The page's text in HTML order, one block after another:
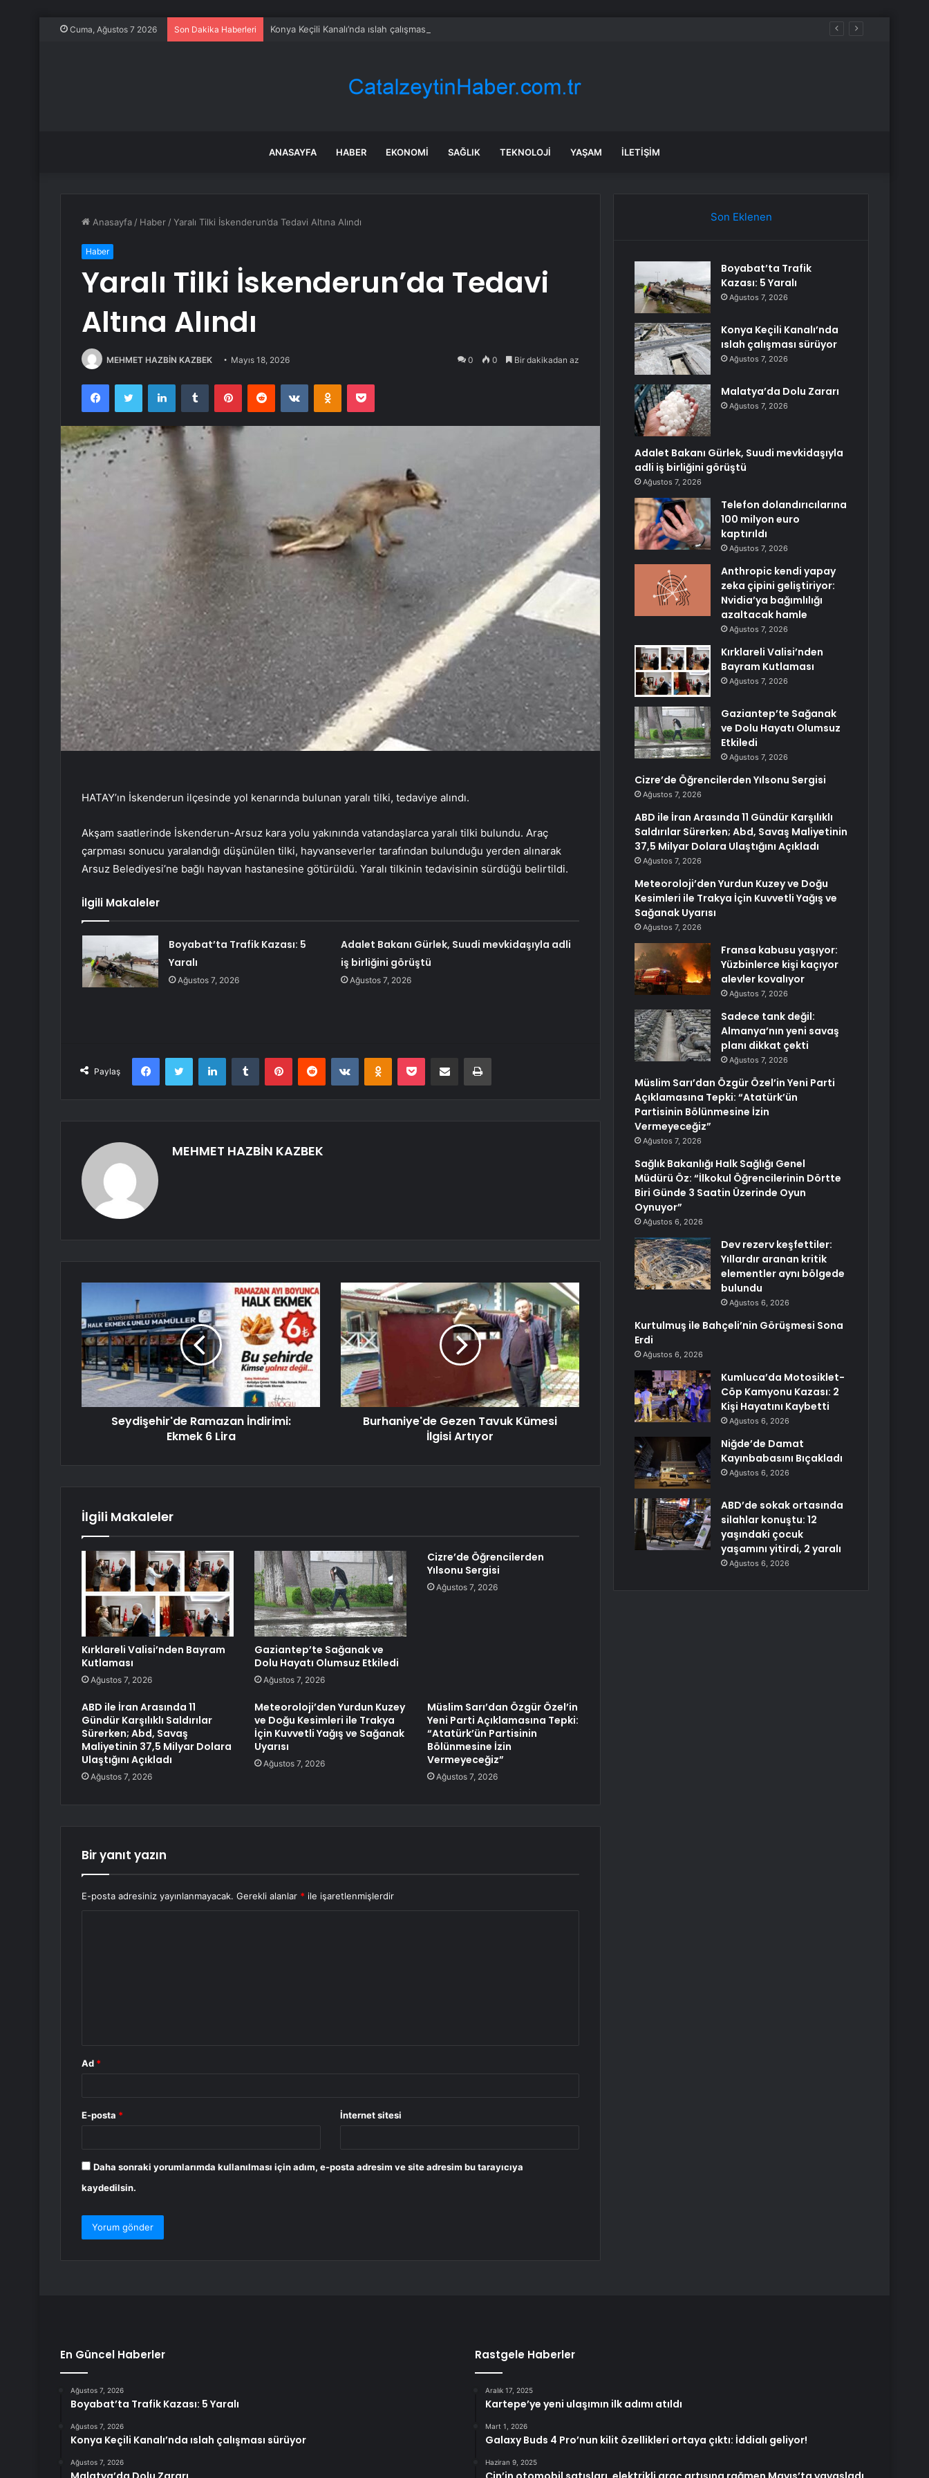
Cuma, Ağustos 7 2026 Son Dakika Haberleri Konya Keçili Kanalı’nda ıslah çalışması sürüyor
ANASAYFA HABER EKONOMI SAĞLIK TEKNOLOJI YAŞAM İLETIŞIM
Anasayfa / Haber /Yaralı Tilki İskenderun’da Tedavi Altına Alındı
Haber
Yaralı Tilki İskenderun’da Tedavi
Altına Alındı
MEHMET HAZBİN KAZBEK Mayıs 18, 2026 0 0 Bir dakikadan az
FacebookTwitter LinkedInTumblr PinterestReddit VKontakteOdnoklassniki
Pocket
HATAY’ın İskenderun ilçesinde yol kenarında bulunan yaralı tilki, tedaviye alındı.
Akşam saatlerinde İskenderun-Arsuz kara yolu yakınında vatandaşlarca yaralı tilki bulundu. Araç
çarpması sonucu yaralandığı düşünülen tilki, hayvanseverler tarafından bulunduğu yerden alınarak
Arsuz Belediyesi’ne bağlı hayvan hastanesine götürüldü. Yaralı tilkinin tedavisinin sürdüğü belirtildi.
İlgili Makaleler
Boyabat’ta Trafik Kazası: 5
Yaralı
Ağustos 7, 2026
Adalet Bakanı Gürlek, Suudi mevkidaşıyla adli
iş birliğini görüştü
Ağustos 7, 2026
Paylaş
FacebookTwitter LinkedInTumblr PinterestReddit VKontakteOdnoklassniki
Pocket E-Posta ile paylaş Yazdır
MEHMET HAZBİN KAZBEK
Seydişehir'de Ramazan İndirimi:
Ekmek 6 Lira
Burhaniye'de Gezen Tavuk Kümesi
İlgisi Artıyor
İlgili Makaleler
Kırklareli Valisi’nden Bayram
Kutlaması
Ağustos 7, 2026
Gaziantep’te Sağanak ve
Dolu Hayatı Olumsuz Etkiledi
Ağustos 7, 2026
Cizre’de Öğrencilerden
Yılsonu Sergisi
Ağustos 7, 2026
ABD ile İran Arasında 11
Gündür Karşılıklı Saldırılar
Sürerken; Abd, Savaş
Maliyetinin 37,5 Milyar Dolara
Ulaştığını Açıkladı
Ağustos 7, 2026
Meteoroloji’den Yurdun Kuzey
ve Doğu Kesimleri ile Trakya
İçin Kuvvetli Yağış ve Sağanak
Uyarısı
Ağustos 7, 2026
Müslim Sarı’dan Özgür Özel’in
Yeni Parti Açıklamasına Tepki:
“Atatürk’ün Partisinin
Bölünmesine İzin
Vermeyeceğiz”
Ağustos 7, 2026
Bir yanıt yazın
E-posta adresiniz yayınlanmayacak. Gerekli alanlar * ile işaretlenmişlerdir
Ad *
E-posta * İnternet sitesi
Daha sonraki yorumlarımda kullanılması için adım, e-posta adresim ve site adresim bu tarayıcıya
kaydedilsin.
Son Eklenen
Boyabat’ta Trafik
Kazası: 5 Yaralı
Ağustos 7, 2026
Konya Keçili Kanalı’nda
ıslah çalışması sürüyor
Ağustos 7, 2026
Malatya’da Dolu Zararı
Ağustos 7, 2026
Adalet Bakanı Gürlek, Suudi mevkidaşıyla
adli iş birliğini görüştü
Ağustos 7, 2026
Telefon dolandırıcılarına
100 milyon euro
kaptırıldı
Ağustos 7, 2026
Anthropic kendi yapay
zeka çipini geliştiriyor:
Nvidia’ya bağımlılığı
azaltacak hamle
Ağustos 7, 2026
Kırklareli Valisi’nden
Bayram Kutlaması
Ağustos 7, 2026
Gaziantep’te Sağanak
ve Dolu Hayatı Olumsuz
Etkiledi
Ağustos 7, 2026
Cizre’de Öğrencilerden Yılsonu Sergisi
Ağustos 7, 2026
ABD ile İran Arasında 11 Gündür Karşılıklı
Saldırılar Sürerken; Abd, Savaş Maliyetinin
37,5 Milyar Dolara Ulaştığını Açıkladı
Ağustos 7, 2026
Meteoroloji’den Yurdun Kuzey ve Doğu
Kesimleri ile Trakya İçin Kuvvetli Yağış ve
Sağanak Uyarısı
Ağustos 7, 2026
Fransa kabusu yaşıyor:
Yüzbinlerce kişi kaçıyor
alevler kovalıyor
Ağustos 7, 2026
Sadece tank değil:
Almanya’nın yeni savaş
planı dikkat çekti
Ağustos 7, 2026
Müslim Sarı’dan Özgür Özel’in Yeni Parti
Açıklamasına Tepki: “Atatürk’ün
Partisinin Bölünmesine İzin
Vermeyeceğiz”
Ağustos 7, 2026
Sağlık Bakanlığı Halk Sağlığı Genel
Müdürü Öz: “İlkokul Öğrencilerinin Dörtte
Biri Günde 3 Saatin Üzerinde Oyun
Oynuyor”
Ağustos 6, 2026
Dev rezerv keşfettiler:
Yıllardır aranan kritik
elementler aynı bölgede
bulundu
Ağustos 6, 2026
Kurtulmuş ile Bahçeli’nin Görüşmesi Sona
Erdi
Ağustos 6, 2026
Kumluca’da Motosiklet-
Cöp Kamyonu Kazası: 2
Kişi Hayatını Kaybetti
Ağustos 6, 2026
Niğde’de Damat
Kayınbabasını Bıçakladı
Ağustos 6, 2026
ABD’de sokak ortasında
silahlar konuştu: 12
yaşındaki çocuk
yaşamını yitirdi, 2 yaralı
Ağustos 6, 2026
En Güncel Haberler
Ağustos 7, 2026
Boyabat’ta Trafik Kazası: 5 Yaralı
Ağustos 7, 2026
Konya Keçili Kanalı’nda ıslah çalışması sürüyor
Ağustos 7, 2026
Rastgele Haberler
Aralık 17, 2025
Kartepe’ye yeni ulaşımın ilk adımı atıldı
Mart 1, 2026
Galaxy Buds 4 Pro’nun kilit özellikleri ortaya çıktı: İddialı geliyor!
Haziran 9, 2025